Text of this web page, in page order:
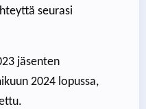
seurasi
jäsenten
2024 lopussa,